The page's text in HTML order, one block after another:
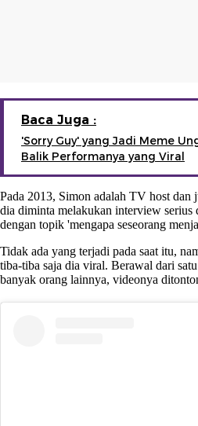
Baca Juga :
'Sorry Guy' yang Jadi Meme
Balik Performanya yang Viral
Pada 2013, Simon adalah TV host
dia diminta melakukan interview serius
dengan topik 'mengapa seseorang
Tidak ada yang terjadi pada saat itu,
tiba-tiba saja dia viral. Berawal dari
banyak orang lainnya, videonya